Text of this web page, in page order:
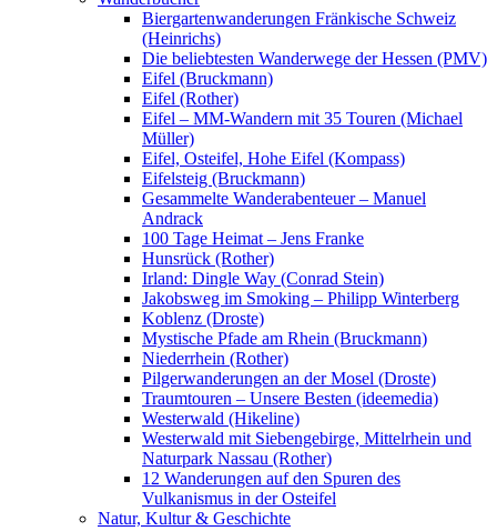
Biergartenwanderungen Fränkische Schweiz
(Heinrichs)
Die beliebtesten Wanderwege der Hessen (PMV)
Eifel (Bruckmann)
Eifel (Rother)
Eifel – MM-Wandern mit 35 Touren (Michael
Müller)
Eifel, Osteifel, Hohe Eifel (Kompass)
Eifelsteig (Bruckmann)
Gesammelte Wanderabenteuer – Manuel
Andrack
100 Tage Heimat – Jens Franke
Hunsrück (Rother)
Irland: Dingle Way (Conrad Stein)
Jakobsweg im Smoking – Philipp Winterberg
Koblenz (Droste)
Mystische Pfade am Rhein (Bruckmann)
Niederrhein (Rother)
Pilgerwanderungen an der Mosel (Droste)
Traumtouren – Unsere Besten (ideemedia)
Westerwald (Hikeline)
Westerwald mit Siebengebirge, Mittelrhein und
Naturpark Nassau (Rother)
12 Wanderungen auf den Spuren des
Vulkanismus in der Osteifel
Natur, Kultur & Geschichte